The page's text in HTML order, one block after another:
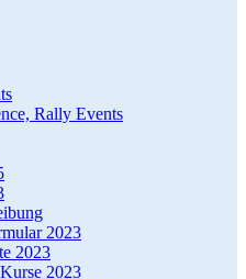
Rally Events
2023
2023
2023